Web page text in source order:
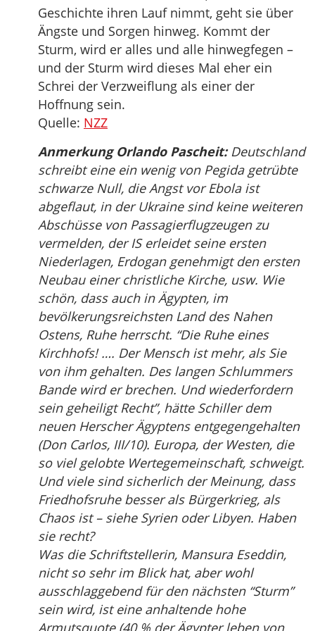
Geschichte ihren Lauf nimmt, geht sie über
Ängste und Sorgen hinweg. Kommt der
Sturm, wird er alles und alle hinwegfegen –
und der Sturm wird dieses Mal eher ein
Schrei der Verzweiflung als einer der
Hoffnung sein.
Quelle: NZZ
Anmerkung Orlando Pascheit:Deutschland
schreibt eine ein wenig von Pegida getrübte
schwarze Null, die Angst vor Ebola ist
abgeflaut, in der Ukraine sind keine weiteren
Abschüsse von Passagierflugzeugen zu
vermelden, der IS erleidet seine ersten
Niederlagen, Erdogan genehmigt den ersten
Neubau einer christliche Kirche, usw. Wie
schön, dass auch in Ägypten, im
bevölkerungsreichsten Land des Nahen
Ostens, Ruhe herrscht. “Die Ruhe eines
Kirchhofs! …. Der Mensch ist mehr, als Sie
von ihm gehalten. Des langen Schlummers
Bande wird er brechen. Und wiederfordern
sein geheiligt Recht”, hätte Schiller dem
neuen Herscher Ägyptens entgegengehalten
(Don Carlos, III/10). Europa, der Westen, die
so viel gelobte Wertegemeinschaft, schweigt.
Und viele sind sicherlich der Meinung, dass
Friedhofsruhe besser als Bürgerkrieg, als
Chaos ist – siehe Syrien oder Libyen. Haben
sie recht?
Was die Schriftstellerin, Mansura Eseddin,
nicht so sehr im Blick hat, aber wohl
ausschlaggebend für den nächsten “Sturm”
sein wird, ist eine anhaltende hohe
Armutsquote (40 % der Ägypter leben von